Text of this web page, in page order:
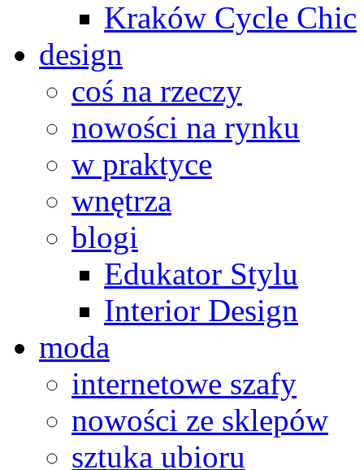
Kraków Cycle Chic
design
coś na rzeczy
nowości na rynku
w praktyce
wnętrza
blogi
Edukator Stylu
Interior Design
moda
internetowe szafy
nowości ze sklepów
sztuka ubioru